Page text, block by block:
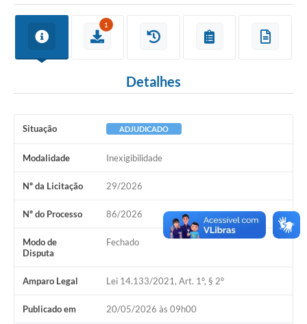
Telefones Úteis
Ouvidoria
Cavernas do Peruaçu
Galeria de Fotos
Galeria de Vídeos
Notícias
Links e Sites
1
Detalhes
Situação ADJUDICADO
Modalidade Inexigibilidade
Nº da Licitação 29/2026
Nº do Processo 86/2026
Modo de
Disputa
Fechado
Amparo Legal Lei 14.133/2021, Art. 1º, § 2º
Publicado em 20/05/2026 às 09h00